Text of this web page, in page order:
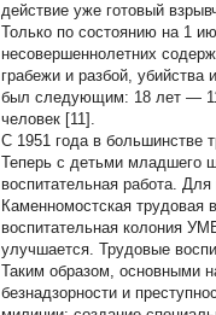
действие уже готовый
Только по состоянию на 1
несовершеннолетних
грабежи и разбой, убийства
был следующим: 18 лет —
человек [11].
С 1951 года в большинстве
Теперь с детьми младшего
воспитательная работа.
Каменномостская трудовая
воспитательная колония
улучшается. Трудовые
Таким образом, основными
безнадзорности и